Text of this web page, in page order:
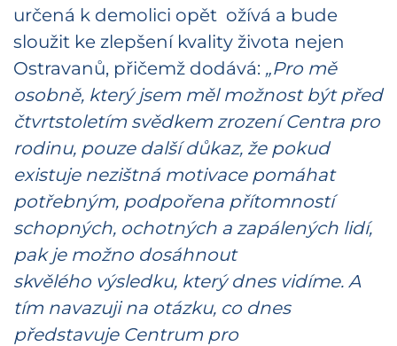
určená k demolici opět ožívá a bude
sloužit ke zlepšení kvality života nejen
Ostravanů, přičemž dodává: „Pro mě
osobně, který jsem měl možnost být před
čtvrtstoletím svědkem zrození Centra pro
rodinu, pouze další důkaz, že pokud
existuje nezištná motivace pomáhat
potřebným, podpořena přítomností
schopných, ochotných a zapálených lidí,
pak je možno dosáhnout
skvělého výsledku, který dnes vidíme. A
tím navazuji na otázku, co dnes
představuje Centrum pro